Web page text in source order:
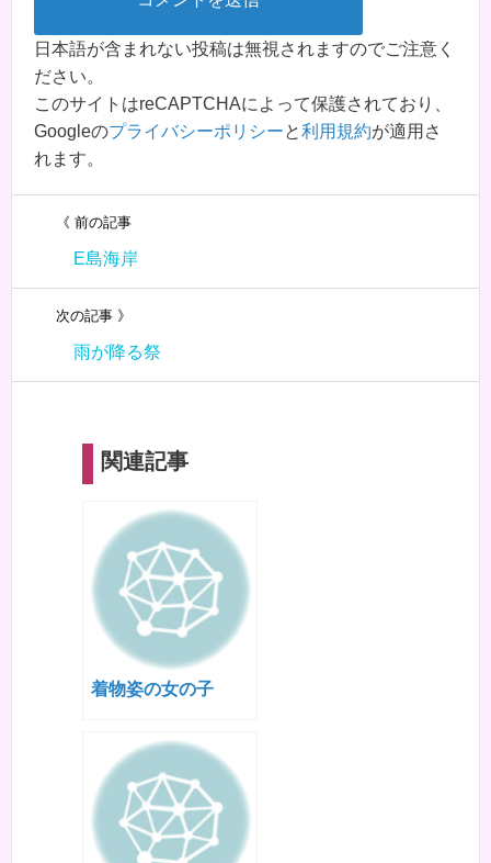
日本語が含まれない投稿は無視されますのでご注意く
ださい。
このサイトはreCAPTCHAによって保護されており、
Googleのプライバシーポリシーと利用規約が適用さ
れます。
《 前の記事
E島海岸
次の記事 》
雨が降る祭
関連記事
着物姿の女の子